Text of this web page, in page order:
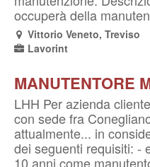
occuperà della
Vittorio Veneto, Treviso
Lavorint
MANUTENTORE
LHH Per azienda
con sede fra
attualmente... in
dei seguenti requisiti: -
10 anni come